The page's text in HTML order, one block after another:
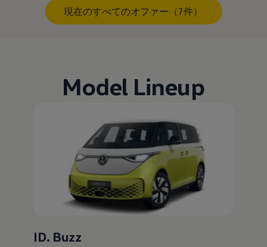
現在のすべてのオファー（7件）
Model Lineup
ID. Buzz